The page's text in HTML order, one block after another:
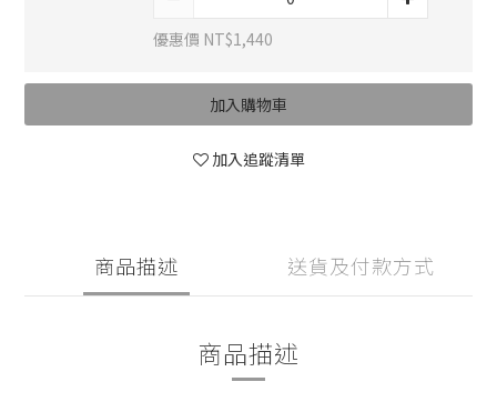
優惠價 NT$1,440
加入購物車
加入追蹤清單
商品描述 送貨及付款方式
商品描述